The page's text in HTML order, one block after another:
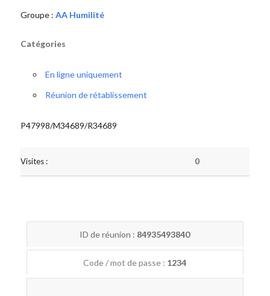
Groupe : AA Humilité
Catégories
En ligne uniquement
Réunion de rétablissement
P47998/M34689/R34689
Visites : 0
ID de réunion : 84935493840
Code / mot de passe : 1234